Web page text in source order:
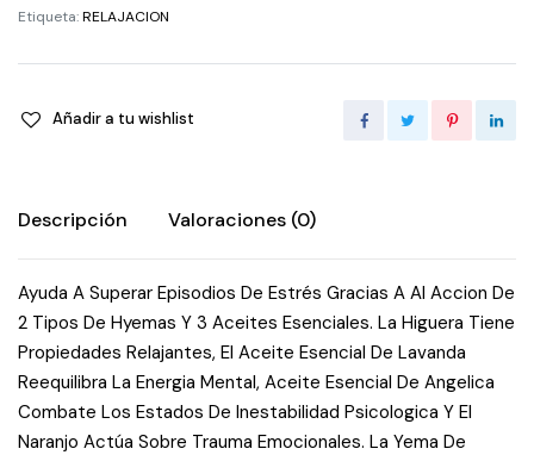
Etiqueta:RELAJACION
Añadir a tu wishlist
Descripción Valoraciones (0)
Ayuda A Superar Episodios De Estrés Gracias A Al Accion De
2 Tipos De Hyemas Y 3 Aceites Esenciales. La Higuera Tiene
Propiedades Relajantes, El Aceite Esencial De Lavanda
Reequilibra La Energia Mental, Aceite Esencial De Angelica
Combate Los Estados De Inestabilidad Psicologica Y El
Naranjo Actúa Sobre Trauma Emocionales. La Yema De